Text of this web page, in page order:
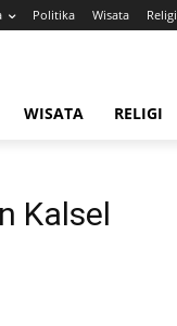
Politika Wisata Religi
WISATA RELIGI
Kalsel